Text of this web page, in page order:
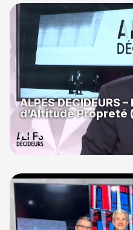
ALPES DECIDEURS
d’Altitude Propreté